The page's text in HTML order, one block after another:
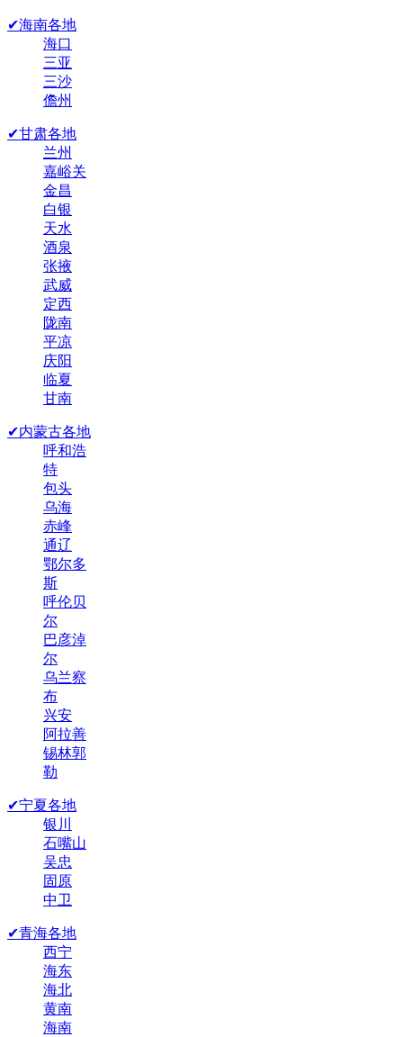
✔海南各地
海口
三亚
三沙
儋州
✔甘肃各地
兰州
嘉峪关
金昌
白银
天水
酒泉
张掖
武威
定西
陇南
平凉
庆阳
临夏
甘南
✔内蒙古各地
呼和浩
特
包头
乌海
赤峰
通辽
鄂尔多
斯
呼伦贝
尔
巴彦淖
尔
乌兰察
布
兴安
阿拉善
锡林郭
勒
✔宁夏各地
银川
石嘴山
吴忠
固原
中卫
✔青海各地
西宁
海东
海北
黄南
海南